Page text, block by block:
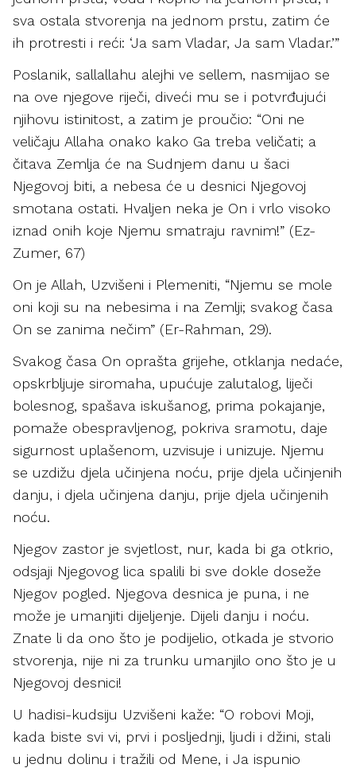
sva ostala stvorenja na jednom prstu, zatim će
ih protresti i reći: ‘Ja sam Vladar, Ja sam Vladar.’”
Poslanik, sallallahu alejhi ve sellem, nasmijao se
na ove njegove riječi, diveći mu se i potvrđujući
njihovu istinitost, a zatim je proučio: “Oni ne
veličaju Allaha onako kako Ga treba veličati; a
čitava Zemlja će na Sudnjem danu u šaci
Njegovoj biti, a nebesa će u desnici Njegovoj
smotana ostati. Hvaljen neka je On i vrlo visoko
iznad onih koje Njemu smatraju ravnim!” (Ez-
Zumer, 67)
On je Allah, Uzvišeni i Plemeniti, “Njemu se mole
oni koji su na nebesima i na Zemlji; svakog časa
On se zanima nečim” (Er-Rahman, 29).
Svakog časa On oprašta grijehe, otklanja nedaće,
opskrbljuje siromaha, upućuje zalutalog, liječi
bolesnog, spašava iskušanog, prima pokajanje,
pomaže obespravljenog, pokriva sramotu, daje
sigurnost uplašenom, uzvisuje i unizuje. Njemu
se uzdižu djela učinjena noću, prije djela učinjenih
danju, i djela učinjena danju, prije djela učinjenih
noću.
Njegov zastor je svjetlost, nur, kada bi ga otkrio,
odsjaji Njegovog lica spalili bi sve dokle doseže
Njegov pogled. Njegova desnica je puna, i ne
može je umanjiti dijeljenje. Dijeli danju i noću.
Znate li da ono što je podijelio, otkada je stvorio
stvorenja, nije ni za trunku umanjilo ono što je u
Njegovoj desnici!
U hadisi-kudsiju Uzvišeni kaže: “O robovi Moji,
kada biste svi vi, prvi i posljednji, ljudi i džini, stali
u jednu dolinu i tražili od Mene, i Ja ispunio